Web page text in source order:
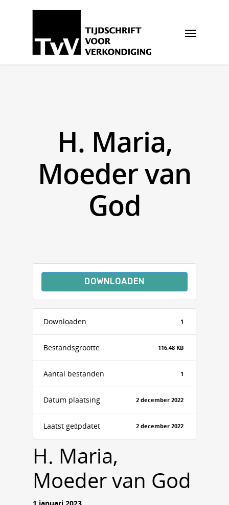
H. Maria,
Moeder van
God
DOWNLOADEN
Downloaden 1
Bestandsgrootte 116.48 KB
Aantal bestanden 1
Datum plaatsing 2 december 2022
Laatst geüpdatet 2 december 2022
H. Maria,
Moeder van God